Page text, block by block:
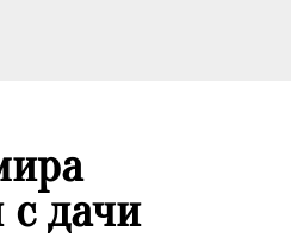
с дачи